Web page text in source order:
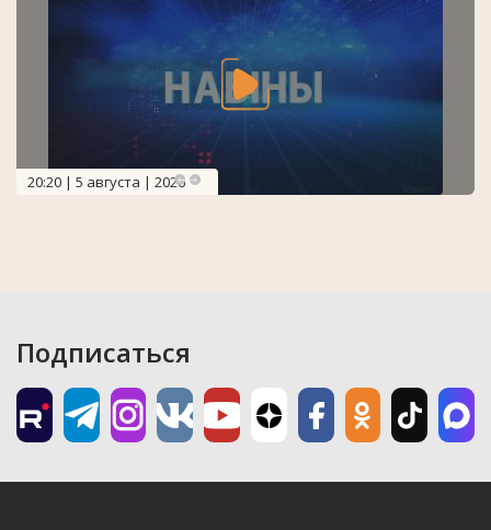
20:20 | 5 августа | 2026
Подписаться